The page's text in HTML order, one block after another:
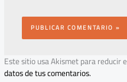
Este sitio usa Akismet para reducir
datos de tus comentarios.